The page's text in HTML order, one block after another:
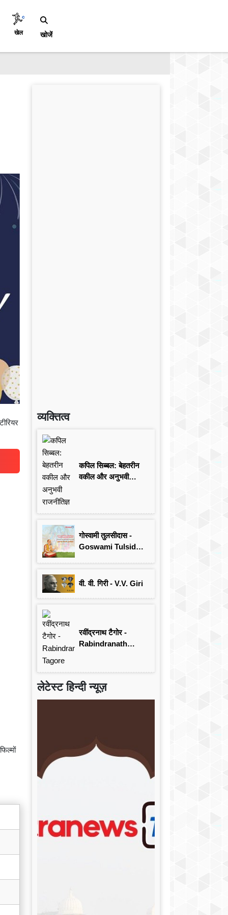
खेल खोजें
व्यक्तित्व
कपिल सिब्बल: बेहतरीन
वकील और अनुभवी
गोस्वामी तुलसीदास -
Goswami Tulsidas:
वी. वी. गिरी - V.V. Giri
रवींद्रनाथ टैगोर -
Rabindranath
लेटेस्ट हिन्दी न्यूज़